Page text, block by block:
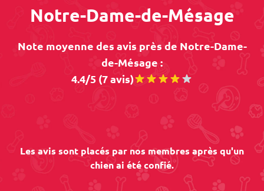
Notre-Dame-de-Mésage
Note moyenne des avis près de Notre-Dame-
de-Mésage :
4.4/5 (7 avis)
Les avis sont placés par nos membres après qu'un
chien ai été confié.